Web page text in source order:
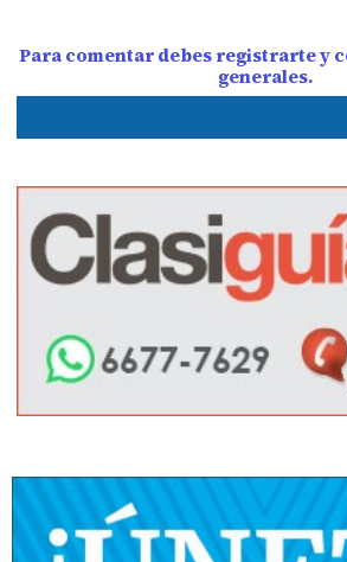
Para comentar debes registrarte y
generales.